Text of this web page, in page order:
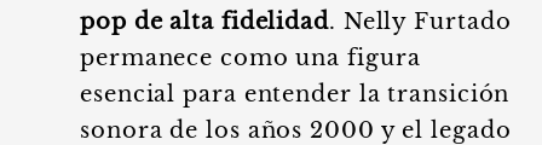
pop de alta fidelidad. Nelly Furtado
permanece como una figura
esencial para entender la transición
sonora de los años 2000 y el legado